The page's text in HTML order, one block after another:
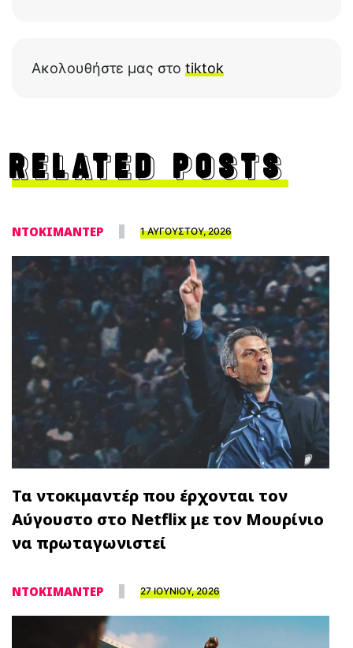
Ακολουθήστε μας στο tiktok
RELATED POSTS
ΝΤΟΚΙΜΑΝΤΕΡ 1 ΑΥΓΟΥΣΤΟΥ, 2026
Τα ντοκιμαντέρ που έρχονται τον
Αύγουστο στο Netflix με τον Μουρίνιο
να πρωταγωνιστεί
ΝΤΟΚΙΜΑΝΤΕΡ 27 ΙΟΥΝΙΟΥ, 2026